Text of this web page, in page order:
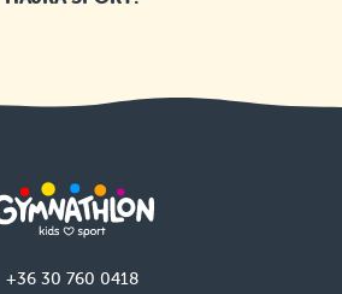
+36 30 760 0418